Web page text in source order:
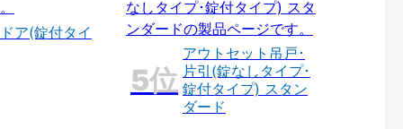
ア(錠付タイ
アウトセット吊戸･
片引(錠なしタイプ･
錠付タイプ) スタン
ダード